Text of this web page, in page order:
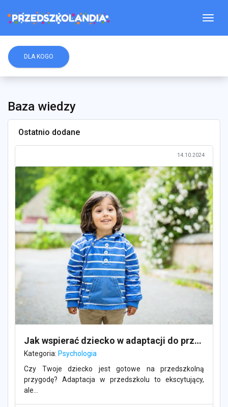
DLA KOGO
Baza wiedzy
Ostatnio dodane
14.10.2024
Jak wspierać dziecko w adaptacji do przedszkola i dlaczego to takie ważne?
Kategoria: Psychologia
Czy Twoje dziecko jest gotowe na przedszkolną
przygodę? Adaptacja w przedszkolu to ekscytujący,
ale...